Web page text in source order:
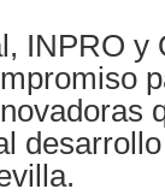
INPRO y